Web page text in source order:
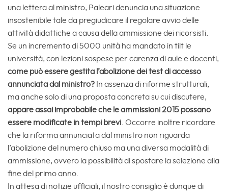
una lettera al ministro, Paleari denuncia una situazione
insostenibile tale da pregiudicare il regolare avvio delle
attività didattiche a causa della ammissione dei ricorsisti.
Se un incremento di 5000 unità ha mandato in tilt le
università, con lezioni sospese per carenza di aule e docenti,
come può essere gestita l’abolizione dei test di accesso
annunciata dal ministro? In assenza di riforme strutturali,
ma anche solo di una proposta concreta su cui discutere,
appare assai improbabile che le ammissioni 2015 possano
essere modificate in tempi brevi . Occorre inoltre ricordare
che la riforma annunciata dal ministro non riguarda
l’abolizione del numero chiuso ma una diversa modalità di
ammissione, ovvero la possibilità di spostare la selezione alla
fine del primo anno.
In attesa di notizie ufficiali, il nostro consiglio è dunque di